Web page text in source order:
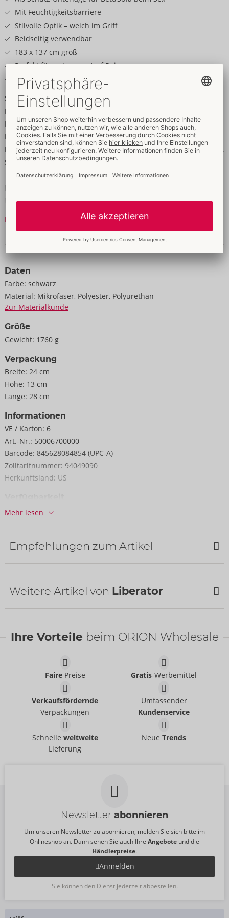
Mit Feuchtigkeitsbarriere
Stilvolle Optik – weich im Griff
Beidseitig verwendbar
183 x 137 cm groß
Perfekt für unterwegs/auf Reisen
Waschbar - trocknergeeignet
Stilvolle saubere Sache!
Luxuriöser Fascinator Throw von Liberator aus samtiger
Mikrofaser mit herrlich weichem Griff und
Feuchtigkeitsbarriere im Inneren, die Feuchtigkeiten und
Flüssigkeiten problemlos aufsaugt. Der perfekte Schutz für Bett,
Sofa, Teppich etc. beim Sex – zuhause oder unterwegs.
Beidseitig verwendbar und schön groß bietet es viel Platz für
heiße Aktivitäten.
Die Decke ist in kaltem Wasser maschinenwaschbar. Sie sollte
getrocknet werden.
183 cm x 137 cm.
Mehr lesen
Daten & Eigenschaften
Daten
Farbe: schwarz
Material: Mikrofaser, Polyester, Polyurethan
Zur Materialkunde
Größe
Gewicht: 1760 g
Verpackung
Breite: 24 cm
Höhe: 13 cm
Länge: 28 cm
Informationen
VE / Karton: 6
Art.-Nr.: 50006700000
Barcode: 845628084854 (UPC-A)
Zolltarifnummer: 94049090
Herkunftsland: US
nächste Lieferung:
Mehr lesen
Empfehlungen zum Artikel
05049710000
119,00 €
Weitere Artikel von Liberator
Liberator
50081150000
119,00 €
Aria Bondage
Liberator
Ihre Vorteile beim ORION Wholesale
FairePreise Gratis-Werbemittel
Verkaufsfördernde
Verpackungen
Umfassender
Kundenservice
Schnelle weltweite
Lieferung
NeueTrends
Newsletter abonnieren
Um unseren Newsletter zu abonnieren, melden Sie sich bitte im
Onlineshop an. Dann sehen Sie auch Ihre Angebote und die
Händlerpreise.
Anmelden
Sie können den Dienst jederzeit abbestellen.